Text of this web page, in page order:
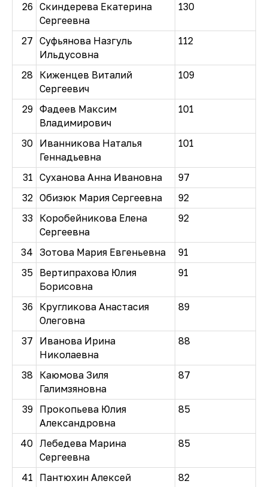
26 Скиндерева Екатерина
Сергеевна
130
27 Суфьянова Назгуль
Ильдусовна
112
28
Киженцев Виталий
Сергеевич
109
29 Фадеев Максим
Владимирович
101
30 Иванникова Наталья
Геннадьевна
101
31 Суханова Анна Ивановна
97
32 Обизюк Мария Сергеевна
92
33
Коробейникова Елена
Сергеевна
92
34 Зотова Мария Евгеньевна
91
35
Вертипрахова Юлия
Борисовна
91
36
Кругликова Анастасия
Олеговна
89
37
Иванова Ирина
Николаевна
88
38
Каюмова Зиля
Галимзяновна
87
39 Прокопьева Юлия
Александровна
85
40 Лебедева Марина
Сергеевна
85
41
Пантюхин Алексей
82